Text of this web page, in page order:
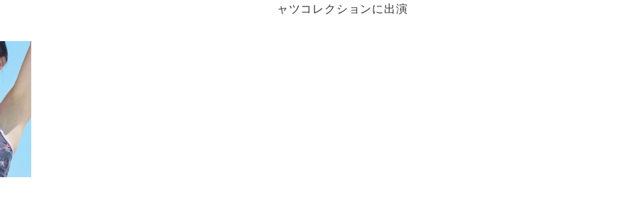
ャツコレクションに出演